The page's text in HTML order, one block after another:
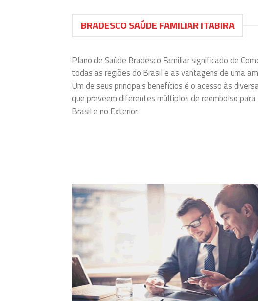
BRADESCO SAÚDE FAMILIAR ITABIRA
Plano de Saúde Bradesco Familiar significado de
todas as regiões do Brasil e as vantagens de uma
Um de seus principais benefícios é o acesso às
que preveem diferentes múltiplos de reembolso
Brasil e no Exterior.